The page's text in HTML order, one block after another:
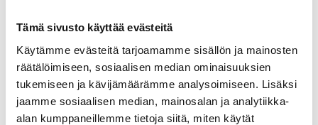
Tämä sivusto käyttää evästeitä
Käytämme evästeitä tarjoamamme sisällön ja mainosten
räätälöimiseen, sosiaalisen median ominaisuuksien
tukemiseen ja kävijämäärämme analysoimiseen. Lisäksi
jaamme sosiaalisen median, mainosalan ja analytiikka-
alan kumppaneillemme tietoja siitä, miten käytät
Kaiteet ja kaapelihyllyt
Kone- ja laitejalustat